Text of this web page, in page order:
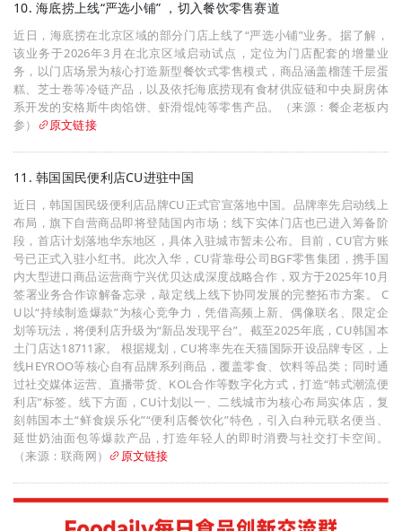
10. 海底捞上线“严选小铺” ，切入餐饮零售赛道
近日，海底捞在北京区域的部分门店上线了“严选小铺”业务。据了解，
该业务于2026年3月在北京区域启动试点，定位为门店配套的增量业
务，以门店场景为核心打造新型餐饮式零售模式，商品涵盖榴莲千层蛋
糕、芝士卷等冷链产品，以及依托海底捞现有食材供应链和中央厨房体
系开发的安格斯牛肉馅饼、虾滑馄饨等零售产品。（来源：餐企老板内
参）
原文链接
11. 韩国国民便利店CU进驻中国
近日，韩国国民级便利店品牌CU正式官宣落地中国。品牌率先启动线上
布局，旗下自营商品即将登陆国内市场；线下实体门店也已进入筹备阶
段，首店计划落地华东地区，具体入驻城市暂未公布。目前，CU官方账
号已正式入驻小红书。此次入华，CU背靠母公司BGF零售集团，携手国
内大型进口商品运营商宁兴优贝达成深度战略合作，双方于2025年10月
签署业务合作谅解备忘录，敲定线上线下协同发展的完整拓市方案。 C
U以“持续制造爆款”为核心竞争力，凭借高频上新、偶像联名、限定企
划等玩法，将便利店升级为“新品发现平台”。截至2025年底，CU韩国本
土门店达18711家。 根据规划，CU将率先在天猫国际开设品牌专区，上
线HEYROO等核心自有品牌系列商品，覆盖零食、饮料等品类；同时通
过社交媒体运营、直播带货、KOL合作等数字化方式，打造“韩式潮流便
利店”标签。线下方面，CU计划以一、二线城市为核心布局实体店，复
刻韩国本土“鲜食娱乐化”“便利店餐饮化”特色，引入白种元联名便当、
延世奶油面包等爆款产品，打造年轻人的即时消费与社交打卡空间。
（来源：联商网）
原文链接